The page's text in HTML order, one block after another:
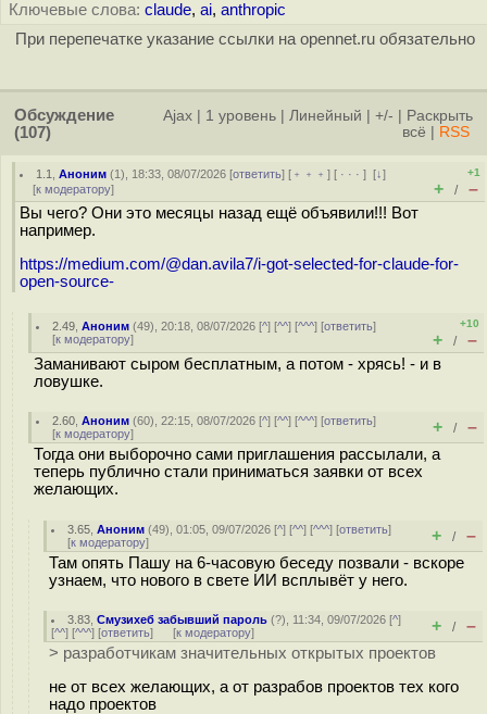
Ключевые слова: claude, ai, anthropic
При перепечатке указание ссылки на opennet.ru обязательно
Обсуждение
(107)
Ajax 1 уровень Линейный +/-
Раскрыть
всё
RSS
1.1 ,Аноним (1), 18:33, 08/07/2026 [ответить] [ ﹢﹢﹢] [ · · ·][↓]
[к модератору]
+1
+ / –
Вы чего? Они это месяцы назад ещё объявили!!! Вот
например.
https://medium.com/@dan.avila7/i-got-selected-for-claude-for-
open-source-
2.49 ,Аноним (49), 20:18, 08/07/2026 [^] [^^] [^^^] [ответить]
[к модератору]
+10
+ / –
Заманивают сыром бесплатным, а потом - хрясь! - и в
ловушке.
2.60 ,Аноним (60), 22:15, 08/07/2026 [^] [^^] [^^^] [ответить]
[к модератору] + / –
Тогда они выборочно сами приглашения рассылали, а
теперь публично стали приниматься заявки от всех
желающих.
3.65 ,Аноним (49), 01:05, 09/07/2026 [^] [^^] [^^^] [ответить]
[к модератору] + / –
Там опять Пашу на 6-часовую беседу позвали - вскоре
узнаем, что нового в свете ИИ всплывёт у него.
3.83 ,Смузихеб забывший пароль (?), 11:34, 09/07/2026 [^]
[^^] [^^^] [ответить] [к модератору] + / –
> разработчикам значительных открытых проектов
не от всех желающих, а от разрабов проектов тех кого
надо проектов